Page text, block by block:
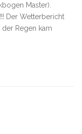
Master).
Der Wetterbericht
Regen kam